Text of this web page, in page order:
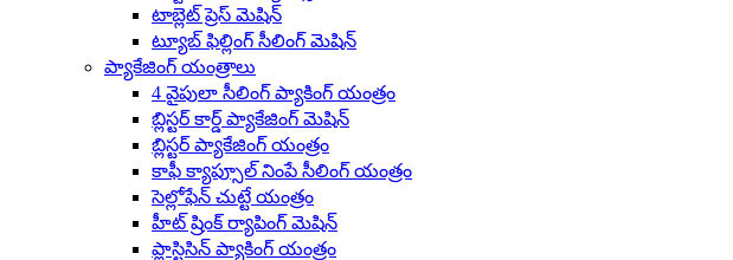
టాబ్లెట్ ప్రెస్ మెషిన్
ట్యూబ్ ఫిల్లింగ్ సీలింగ్ మెషిన్
ప్యాకేజింగ్ యంత్రాలు
4 వైపులా సీలింగ్ ప్యాకింగ్ యంత్రం
బ్లిస్టర్ కార్డ్ ప్యాకేజింగ్ మెషిన్
బ్లిస్టర్ ప్యాకేజింగ్ యంత్రం
కాఫీ క్యాప్సూల్ నింపే సీలింగ్ యంత్రం
సెల్లోఫేన్ చుట్టే యంత్రం
హీట్ ష్రింక్ ర్యాపింగ్ మెషిన్
ప్లాస్టిసిన్ ప్యాకింగ్ యంత్రం